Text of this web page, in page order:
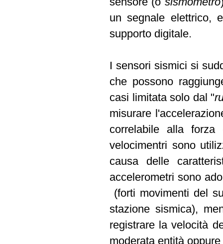
un segnale elettrico,
supporto digitale.
I sensori sismici si
che possono
casi limitata solo dal "
misurare
correlabile alla
velocimentri sono
causa delle
accelerometri sono
(forti movimenti del
stazione sismica),
registrare la velocità
moderata entità